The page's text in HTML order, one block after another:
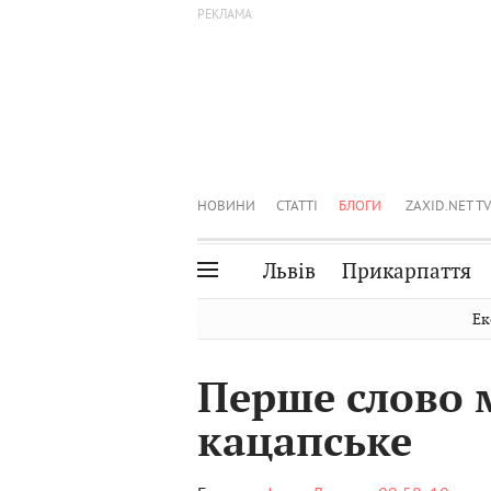
НОВИНИ СТАТТІ БЛОГИ ZAXID.NET TV
Львів Прикарпаття
Волинь
Чернівці
Перше слово
кацапське